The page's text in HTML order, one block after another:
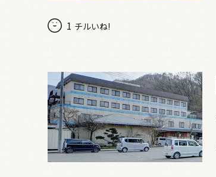
1 チルいね!